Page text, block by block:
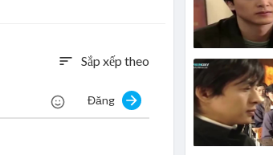
sort Sắp xếp theo
Đăng